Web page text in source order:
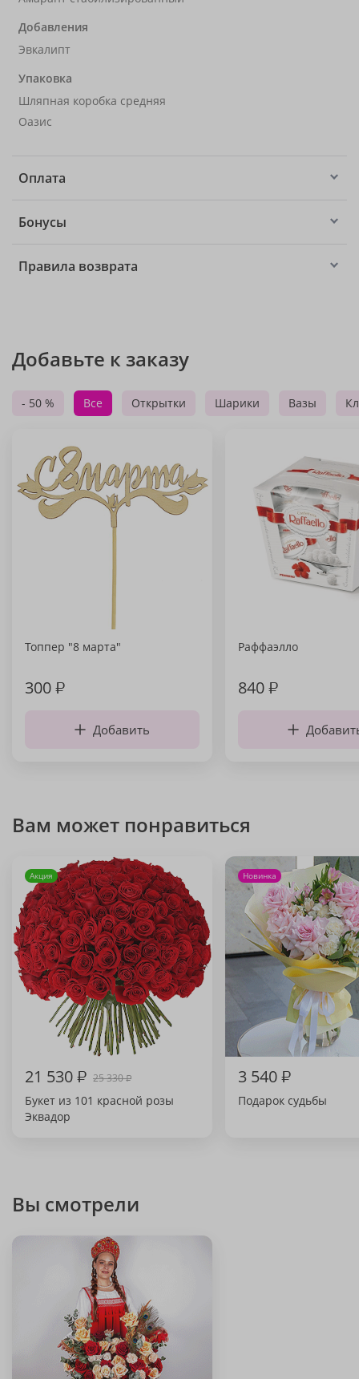
Добавления
Эвкалипт
Упаковка
Шляпная коробка средняя
Оазис
Оплата
Бонусы
Правила возврата
Добавьте к заказу
- 50 % Все Открытки Шарики Вазы
Топпер "8 марта"
300₽
Добавить
Раффаэлло
840₽
Вам может понравиться
Акция
21 530₽ 25 330₽
Букет из 101 красной розы
Эквадор
Новинка
3 540₽
Подарок судьбы
Вы смотрели